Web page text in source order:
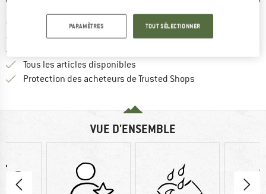
Livraison gratuite dès 69 € (FR)Trouve les infos sur la
Droit de retour de 100 jours Trouve les informations de
Tous les articles disponibles
Protection des acheteurs de Trusted Shops
VUE D'ENSEMBLE
PARAMÈTRES TOUT SÉLECTIONNER